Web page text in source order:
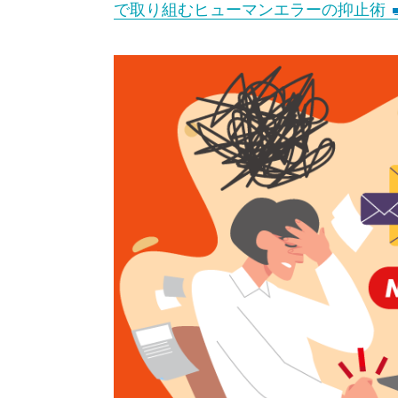
で取り組むヒューマンエラーの抑止術